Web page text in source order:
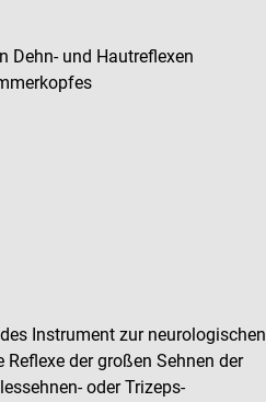
und Hautreflexen
Instrument zur neurologischen
der großen Sehnen der
oder Trizeps-